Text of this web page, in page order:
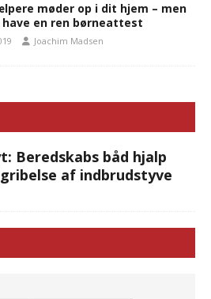
møder op i dit hjem – men
en ren børneattest
Joachim Madsen
Beredskabs båd hjalp
af indbrudstyve